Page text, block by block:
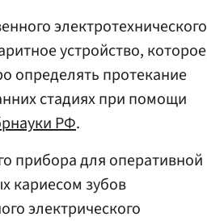
электротехнического
устройство, которое
определять протекание
стадиях при помощи
РФ.
прибора для оперативной
кариесом зубов
электрического